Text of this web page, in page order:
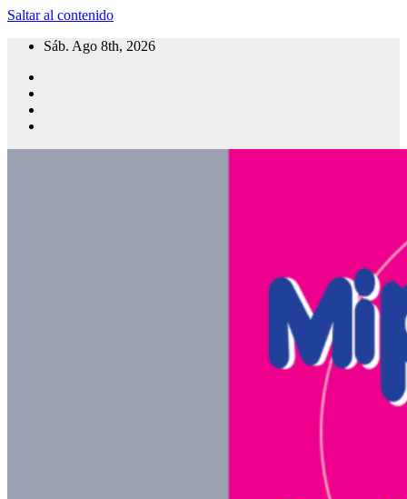
Saltar al contenido
Sáb. Ago 8th, 2026